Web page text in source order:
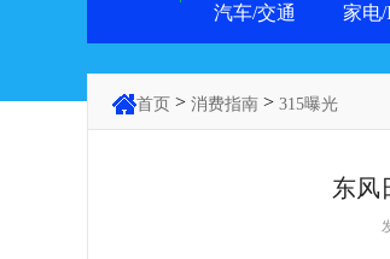
汽车/交通
家电
首页 > 消费指南 > 315曝光
东风